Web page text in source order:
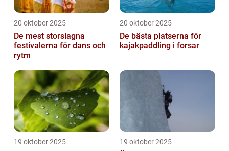
20 oktober 2025
De mest storslagna
festivalerna för dans och
rytm
20 oktober 2025
De bästa platserna för
kajakpaddling i forsar
19 oktober 2025 19 oktober 2025